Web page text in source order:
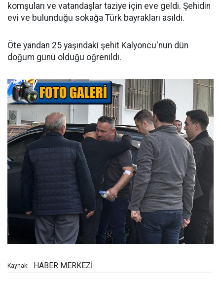
komşuları ve vatandaşlar taziye için eve geldi. Şehidin
evi ve bulunduğu sokağa Türk bayrakları asıldı.
Öte yandan 25 yaşındaki şehit Kalyoncu'nun dün
doğum günü olduğu öğrenildi.
Kaynak: HABER MERKEZİ